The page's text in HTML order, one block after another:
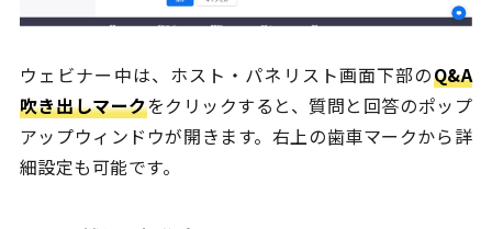
ウェビナー中は、ホスト・パネリスト画面下部のQ&A
吹き出しマークをクリックすると、質問と回答のポップ
アップウィンドウが開きます。右上の歯車マークから詳
細設定も可能です。